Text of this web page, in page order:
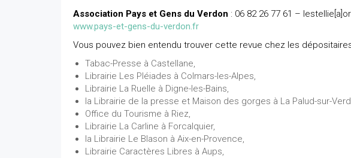
Association Pays et Gens du Verdon : 06 82 26 77 61 –
www.pays-et-gens-du-verdon.fr
Vous pouvez bien entendu trouver cette revue chez les
Tabac-Presse à Castellane,
Librairie Les Pléiades à Colmars-les-Alpes,
Librairie La Ruelle à Digne-les-Bains,
la Librairie de la presse et Maison des gorges à La Palud-sur-
Office du Tourisme à Riez,
Librairie La Carline à Forcalquier,
la Librairie Le Blason à Aix-en-Provence,
Librairie Caractères Libres à Aups,